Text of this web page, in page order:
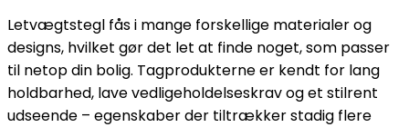
Letvægtstegl fås i mange forskellige materialer og
designs, hvilket gør det let at finde noget, som passer
til netop din bolig. Tagprodukterne er kendt for lang
holdbarhed, lave vedligeholdelseskrav og et stilrent
udseende – egenskaber der tiltrækker stadig flere